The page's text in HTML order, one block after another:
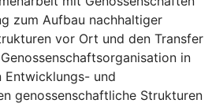
zum Aufbau nachhaltiger
vor Ort und den Transfer
in
Entwicklungs- und
genossenschaftliche Strukturen